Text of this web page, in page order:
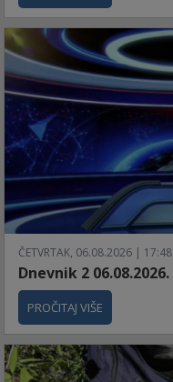
ČETVRTAK, 06.08.2026 | 17:48
Dnevnik 2 06.08.2026.
PROČITAJ VIŠE